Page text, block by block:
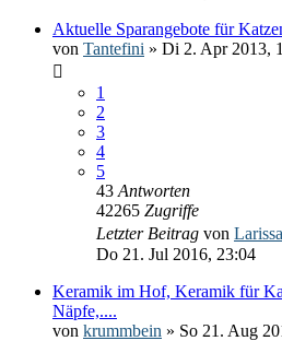
Aktuelle Sparangebote für
von Tantefini » Di 2. Apr 2013,
1
2
3
4
5
43 Antworten
42265 Zugriffe
Letzter Beitrag von
Do 21. Jul 2016, 23:04
Keramik im Hof, Keramik für
Näpfe,....
von krummbein » So 21. Aug